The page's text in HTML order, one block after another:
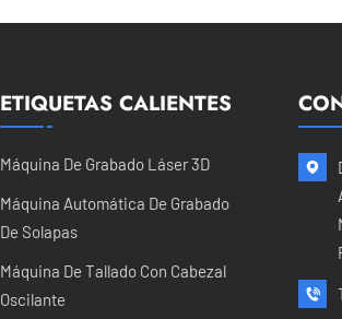
ETIQUETAS CALIENTES
Máquina De Grabado Láser 3D
Máquina Automática De Grabado
De Solapas
Máquina De Tallado Con Cabezal
Oscilante